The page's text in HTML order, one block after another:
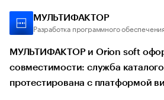
МУЛЬТИФАКТОР
Разработка программного
МУЛЬТИФАКТОР и Orion soft
совместимости: служба
протестирована с платформой